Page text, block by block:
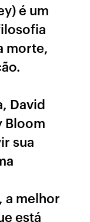
é um
morte,
David
Bloom
sua
a melhor
está